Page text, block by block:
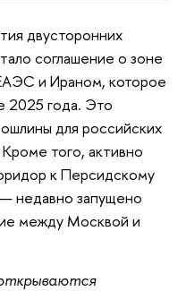
двусторонних
соглашение о зоне
и Ираном, которое
2025 года. Это
для российских
того, активно
к Персидскому
недавно запущено
между Москвой и